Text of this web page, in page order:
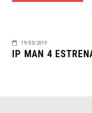
19/03/2019
IP MAN 4